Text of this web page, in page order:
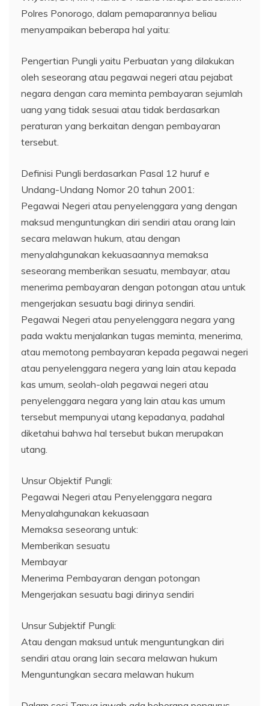
Polres Ponorogo, dalam pemaparannya beliau
menyampaikan beberapa hal yaitu:
Pengertian Pungli yaitu Perbuatan yang dilakukan
oleh seseorang atau pegawai negeri atau pejabat
negara dengan cara meminta pembayaran sejumlah
uang yang tidak sesuai atau tidak berdasarkan
peraturan yang berkaitan dengan pembayaran
tersebut.
Definisi Pungli berdasarkan Pasal 12 huruf e
Undang-Undang Nomor 20 tahun 2001:
Pegawai Negeri atau penyelenggara yang dengan
maksud menguntungkan diri sendiri atau orang lain
secara melawan hukum, atau dengan
menyalahgunakan kekuasaannya memaksa
seseorang memberikan sesuatu, membayar, atau
menerima pembayaran dengan potongan atau untuk
mengerjakan sesuatu bagi dirinya sendiri.
Pegawai Negeri atau penyelenggara negara yang
pada waktu menjalankan tugas meminta, menerima,
atau memotong pembayaran kepada pegawai negeri
atau penyelenggara negera yang lain atau kepada
kas umum, seolah-olah pegawai negeri atau
penyelenggara negara yang lain atau kas umum
tersebut mempunyai utang kepadanya, padahal
diketahui bahwa hal tersebut bukan merupakan
utang.
Unsur Objektif Pungli:
Pegawai Negeri atau Penyelenggara negara
Menyalahgunakan kekuasaan
Memaksa seseorang untuk:
Memberikan sesuatu
Membayar
Menerima Pembayaran dengan potongan
Mengerjakan sesuatu bagi dirinya sendiri
Unsur Subjektif Pungli:
Atau dengan maksud untuk menguntungkan diri
sendiri atau orang lain secara melawan hukum
Menguntungkan secara melawan hukum